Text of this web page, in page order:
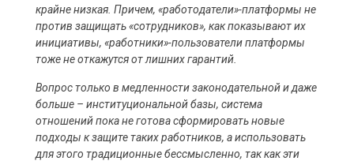
крайне низкая. Причем, «работодатели»-платформы не
против защищать «сотрудников», как показывают их
инициативы, «работники»-пользователи платформы
тоже не откажутся от лишних гарантий.
Вопрос только в медленности законодательной и даже
больше – институциональной базы, система
отношений пока не готова сформировать новые
подходы к защите таких работников, а использовать
для этого традиционные бессмысленно, так как эти